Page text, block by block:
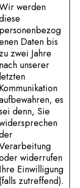
werden
personenbezog
Daten bis
zwei Jahre
nach unserer
letzten
Kommunikation
es
denn, Sie
widerrufen
Ihre Einwilligung
(falls zutreffend).